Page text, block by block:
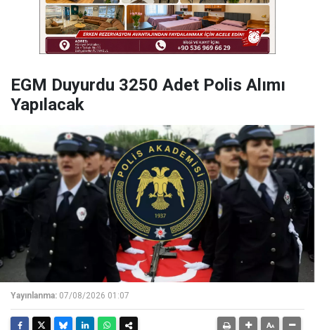
EGM Duyurdu 3250 Adet Polis Alımı
Yapılacak
Yayınlanma: 07/08/2026 01:07